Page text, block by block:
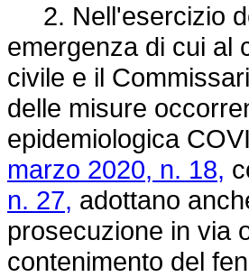
2. Nell'esercizio
emergenza di cui al
civile e il
delle misure
epidemiologica
marzo 2020, n. 18,
n. 27, adottano
prosecuzione in via
contenimento del